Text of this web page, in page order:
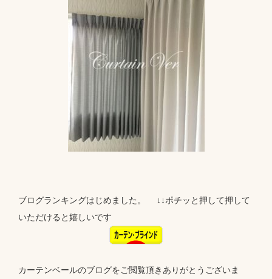
ブログランキングはじめました。 ↓↓ポチッと押して押して
いただけると嬉しいです
カーテンベールのブログをご閲覧頂きありがとうございま